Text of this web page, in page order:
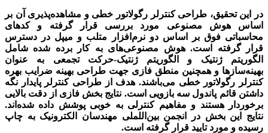
در اين تحقيق، طراحی کنترلر رگولاتور خطی و مشاهده‌پذيری آن بر
اساس هوش مصنوعی مورد بررسی قرار گرفته و کدهای
محاسباتی فوق بر اساس دو نرم‌افزار متلب و ميپل در دسترس
قرار گرفته است. هوش مصنوعیهای به کار برده شده شامل
الگوريتم ژنتيک و الگوريتم ژنتيک-حرکت تجمعی به عنوان
بهينه‌سازها و همچنين منطق فازی جهت طراحی بهينه ضرايب بهره
کنترلر رگولاتور خطی می‌باشند. هدف از طراحی کنترلر پايدار نگه
داشتن قائم پاندول سه بازویی است. نتايج بخش فازی از دقت بالايی
برخوردار هستند و مفاهيم کنترلی به خوبی پوشش داده شده‌اند.
نتايج اين بخش در انجمن بين‌اللملی مهندسان الکترونيک به چاپ
رسيده و مورد تاييد قرار گرفته است.